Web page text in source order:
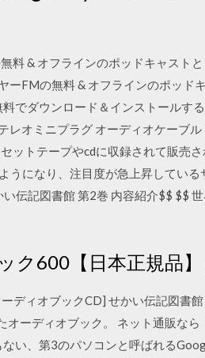
& オフラインのポッドキャスト
FMの無料 & オフラインのポッド
でダウンロード＆インストールす
オミニプラグ オーディオケーブ
ットテープやcdに収録されて販売
うになり、注目度が急上昇してい
伝記図書館 第2巻 内容紹介$$ $$
ク600【日本正規品
ディオブックCD] せかい伝記図書
ーディオブック。 ネット通販なら
い、第3のパソコンと呼ばれる